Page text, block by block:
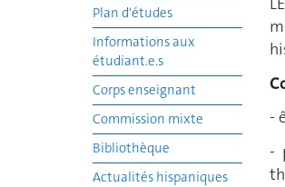
Plan d'études
Informations aux
étudiant.e.s
Corps enseignant
Commission mixte
Bibliothèque
Actualités hispaniques
-
-